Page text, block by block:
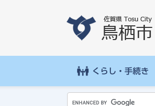
先
を
くらし・手続き